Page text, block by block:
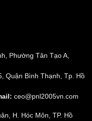
Phường Tân Tạo A,
Quận Bình Thạnh, Tp. Hồ
ceo@pnl2005vn.com
H. Hóc Môn, TP. Hồ